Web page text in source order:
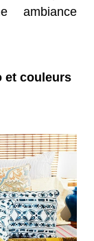
ambiance
et couleurs